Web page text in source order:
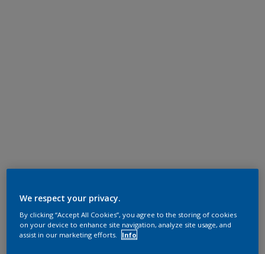
We respect your privacy.
By clicking “Accept All Cookies”, you agree to the storing of cookies
on your device to enhance site navigation, analyze site usage, and
assist in our marketing efforts.
Info